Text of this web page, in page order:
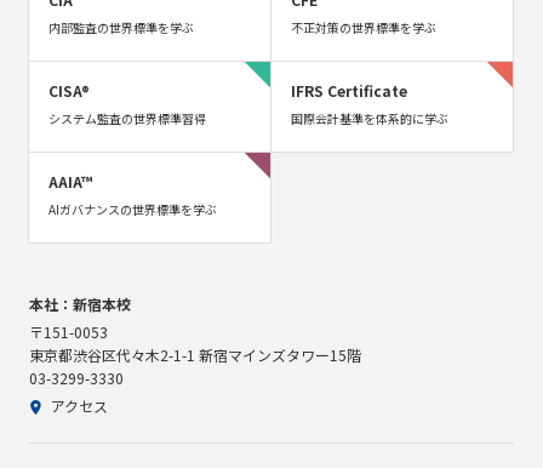
内部監査の世界標準を学ぶ 不正対策の世界標準を学ぶ
CISA®
システム監査の世界標準習得
IFRS Certificate
国際会計基準を体系的に学ぶ
AAIA™
AIガバナンスの世界標準を学ぶ
本社：新宿本校
〒151-0053
東京都渋谷区代々木2-1-1 新宿マインズタワー15階
03-3299-3330
アクセス